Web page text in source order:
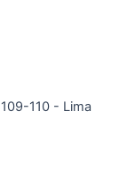
110 - Lima